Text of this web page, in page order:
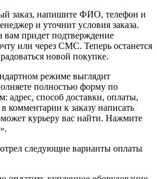
заказ, напишите ФИО, телефон и
и уточнит условия заказа.
вам придет подтверждение
или через СМС. Теперь останется
новой покупке.
режиме выглядит
полностью форму по
адрес, способ доставки, оплаты,
комментарии к заказу написать
курьеру вас найти. Нажмите
следующие варианты оплаты